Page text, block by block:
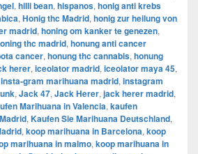
, hilli bean, hispanos, honig anti krebs
, Honig thc Madrid, honig zur heilung von
madrid, honing om kanker te genezen,
thc madrid, honung anti cancer
cancer, honung thc cannabis, honung
herer, iceolator madrid, iceolator maya 45,
insta-gram marihuana madrid, instagram
, Jack 47, Jack Herer, jack herer madrid,
Marihuana in Valencia, kaufen
, Kaufen Sie Marihuana Deutschland,
, koop marihuana in Barcelona, koop
marihuana in malmo, koop marihuana in